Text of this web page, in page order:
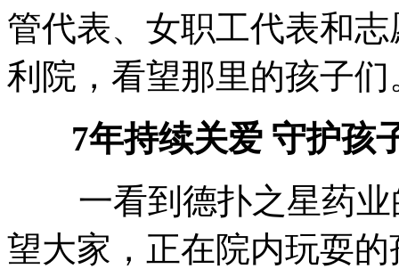
管代表、女职工代表和
利院，看望那里的孩子们
7年持续关爱 守护孩
一看到德扑之星药业
望大家，正在院内玩耍